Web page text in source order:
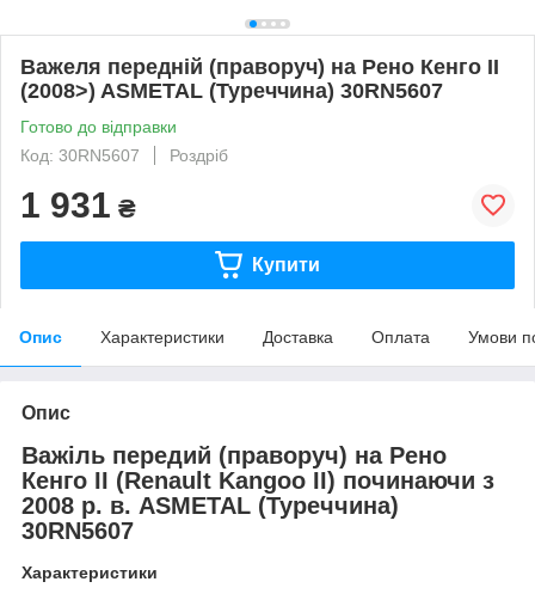
Важеля передній (праворуч) на Рено Кенго II
(2008>) ASMETAL (Туреччина) 30RN5607
Готово до відправки
Код: 30RN5607
Роздріб
1 931 ₴
Купити
Опис Характеристики Доставка Оплата Умови
Опис
Важіль передий (праворуч) на Рено
Кенго II (Renault Kangoo II) починаючи з
2008 р. в. ASMETAL (Туреччина)
30RN5607
Характеристики